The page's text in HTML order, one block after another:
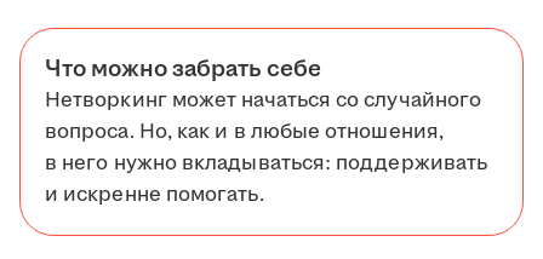
Что можно забрать себе
Нетворкинг может начаться со случайного
вопроса. Но, как и в любые отношения,
в него нужно вкладываться: поддерживать
и искренне помогать.